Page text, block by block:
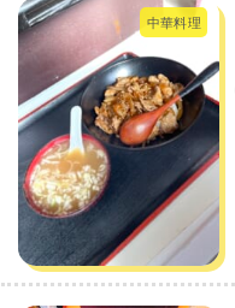
中華料理